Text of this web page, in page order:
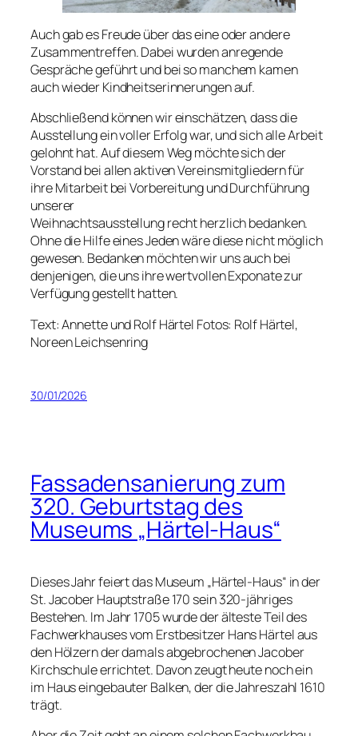
Auch gab es Freude über das eine oder andere
Zusammentreffen. Dabei wurden anregende
Gespräche geführt und bei so manchem kamen
auch wieder Kindheitserinnerungen auf.
Abschließend können wir einschätzen, dass die
Ausstellung ein voller Erfolg war, und sich alle Arbeit
gelohnt hat. Auf diesem Weg möchte sich der
Vorstand bei allen aktiven Vereinsmitgliedern für
ihre Mitarbeit bei Vorbereitung und Durchführung
unserer
Weihnachtsausstellung recht herzlich bedanken.
Ohne die Hilfe eines Jeden wäre diese nicht möglich
gewesen. Bedanken möchten wir uns auch bei
denjenigen, die uns ihre wertvollen Exponate zur
Verfügung gestellt hatten.
Text: Annette und Rolf Härtel Fotos: Rolf Härtel,
Noreen Leichsenring
30/01/2026
Fassadensanierung zum
320. Geburtstag des
Museums „Härtel-Haus“
Dieses Jahr feiert das Museum „Härtel-Haus“ in der
St. Jacober Hauptstraße 170 sein 320-jähriges
Bestehen. Im Jahr 1705 wurde der älteste Teil des
Fachwerkhauses vom Erstbesitzer Hans Härtel aus
den Hölzern der damals abgebrochenen Jacober
Kirchschule errichtet. Davon zeugt heute noch ein
im Haus eingebauter Balken, der die Jahreszahl 1610
trägt.